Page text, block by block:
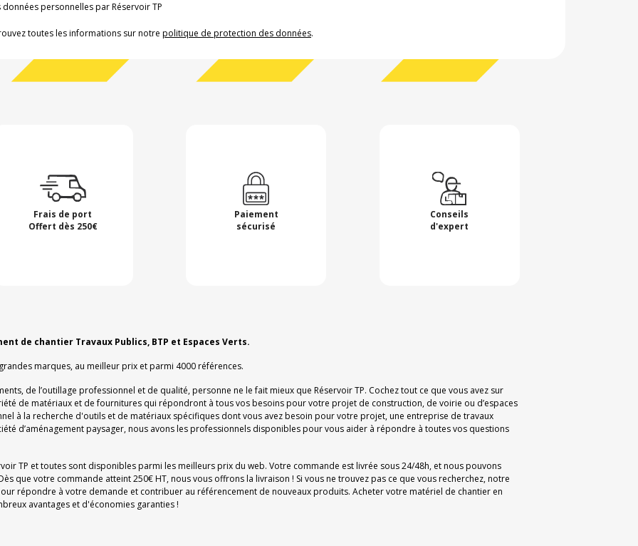
personnelles par Réservoir TP
toutes les informations sur notre politique de protection des données.
Frais de port
Offert dès 250€
Paiement
sécurisé
Conseils
d'expert
de chantier Travaux Publics, BTP et Espaces Verts.
marques, au meilleur prix et parmi 4000 références.
de l’outillage professionnel et de qualité, personne ne le fait mieux que Réservoir TP. Cochez tout ce que vous avez sur
de matériaux et de fournitures qui répondront à tous vos besoins pour votre projet de construction, de voirie ou d’espaces
à la recherche d'outils et de matériaux spécifiques dont vous avez besoin pour votre projet, une entreprise de travaux
d’aménagement paysager, nous avons les professionnels disponibles pour vous aider à répondre à toutes vos questions
TP et toutes sont disponibles parmi les meilleurs prix du web. Votre commande est livrée sous 24/48h, et nous pouvons
que votre commande atteint 250€ HT, nous vous offrons la livraison ! Si vous ne trouvez pas ce que vous recherchez, notre
répondre à votre demande et contribuer au référencement de nouveaux produits. Acheter votre matériel de chantier en
avantages et d'économies garanties !